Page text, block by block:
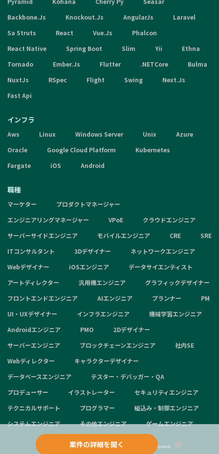
案件の詳細を聞く
Backbone.Js
Knockout.Js AngularJs
Laravel
Sa Struts
React Vue.Js
Phalcon
React Native
Spring Boot Slim Yii
Ethna
Tornado
Ember.Js Flutter .NETCore
Bulma
NuxtJs
RSpec Flight Swing
Next.Js
Fast Api
インフラ
Aws Linux Windows Server Unix
Azure
Oracle
Google Cloud Platform
Kubernetes
Fargate
iOS Android
職種
マーケター
プロダクトマネージャー
エンジニアリングマネージャー
VPoE
クラウドエンジニア
サーバーサイドエンジニア
モバイルエンジニア CRE
SRE
ITコンサルタント
3Dデザイナー
ネットワークエンジニア
Webデザイナー
iOSエンジニア
データサイエンティスト
アートディレクター
汎用機エンジニア
グラフィックデザイナー
フロントエンドエンジニア
AIエンジニア プランナー
PM
UI・UXデザイナー
インフラエンジニア
機械学習エンジニア
Androidエンジニア
PMO
2Dデザイナー
サーバーエンジニア
ブロックチェーンエンジニア
社内SE
Webディレクター
キャラクターデザイナー
データベースエンジニア
テスター・デバッガー・QA
プロデューサー
イラストレーター
セキュリティエンジニア
テクニカルサポート
プログラマー
組込み・制御エンジニア
システムエンジニア
その他エンジニア ゲームエンジニア
Copyright © 2024 aggregation inc. All Rights Reserved.